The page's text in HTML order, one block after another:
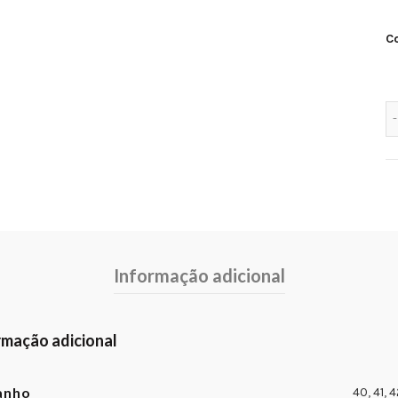
Informação adicional
adicional
40,41,